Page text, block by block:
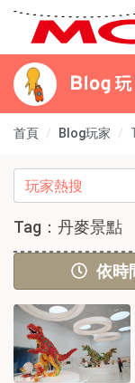
首頁 Blog玩家
Tag：丹麥景點
依時